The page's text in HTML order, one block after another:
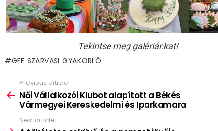
Tekintse meg galériánkat!
GFE SZARVASI GYAKORLÓ
more
Previous article
Női Vállalkozói Klubot alapított a Békés
Vármegyei Kereskedelmi és Iparkamara
Next article